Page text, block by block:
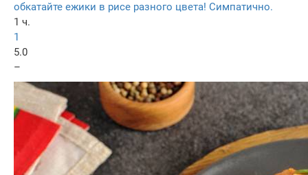
обкатайте ежики в рисе разного цвета! Симпатично.
1 ч.
1
5.0
–